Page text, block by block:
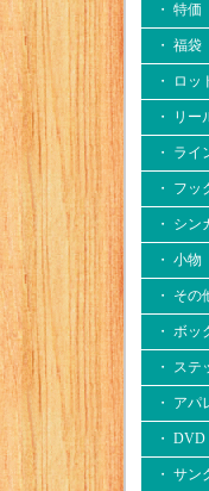
・ 特価
・ 福袋
・ ロッ
・ リー
・ ライ
・ フッ
・ シン
・ 小物
・ その
・ ボッ
・ ステ
・ ア
・
・ サン